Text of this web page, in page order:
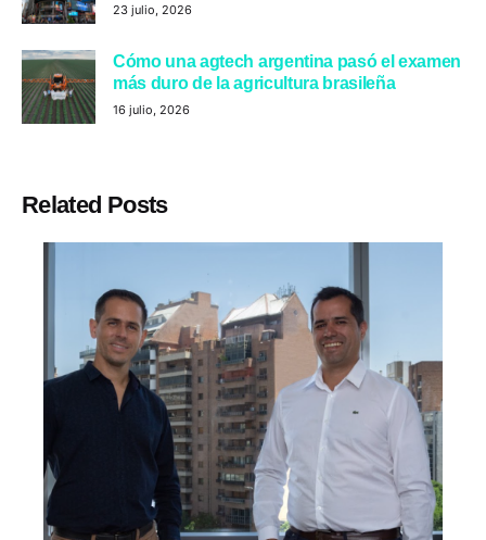
23 julio, 2026
Cómo una agtech argentina pasó el examen
más duro de la agricultura brasileña
16 julio, 2026
Related Posts